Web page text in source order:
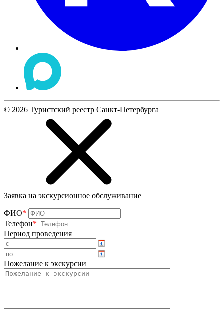
© 2026 Туристский реестр Санкт-Петербурга
Заявка на экскурсионное обслуживание
ФИО*
Телефон*
Период проведения
Пожелание к экскурсии